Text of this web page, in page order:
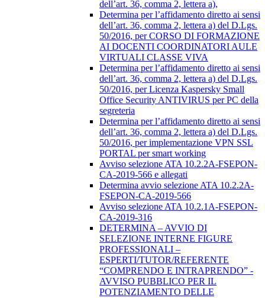
dell’art. 36, comma 2, lettera a),
Determina per l’affidamento diretto ai sensi
dell’art. 36, comma 2, lettera a) del D.Lgs.
50/2016, per CORSO DI FORMAZIONE
AI DOCENTI COORDINATORI AULE
VIRTUALI CLASSE VIVA
Determina per l’affidamento diretto ai sensi
dell’art. 36, comma 2, lettera a) del D.Lgs.
50/2016, per Licenza Kaspersky Small
Office Security ANTIVIRUS per PC della
segreteria
Determina per l’affidamento diretto ai sensi
dell’art. 36, comma 2, lettera a) del D.Lgs.
50/2016, per implementazione VPN SSL
PORTAL per smart working
Avviso selezione ATA 10.2.2A-FSEPON-
CA-2019-566 e allegati
Determina avvio selezione ATA 10.2.2A-
FSEPON-CA-2019-566
Avviso selezione ATA 10.2.1A-FSEPON-
CA-2019-316
DETERMINA – AVVIO DI
SELEZIONE INTERNE FIGURE
PROFESSIONALI –
ESPERTI/TUTOR/REFERENTE
“COMPRENDO E INTRAPRENDO” -
AVVISO PUBBLICO PER IL
POTENZIAMENTO DELLE